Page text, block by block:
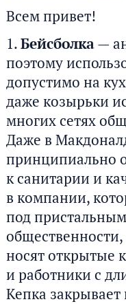
Всем привет!
Бейсболка—
поэтому
допустимо на
даже козырьки
многих сетях
Даже в
принципиально
к санитарии и
в компании,
под
носят открытые
и работники с
Кепка